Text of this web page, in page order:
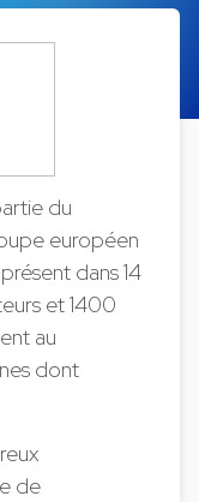
du
européen
dans 14
et 1400
au
dont
de